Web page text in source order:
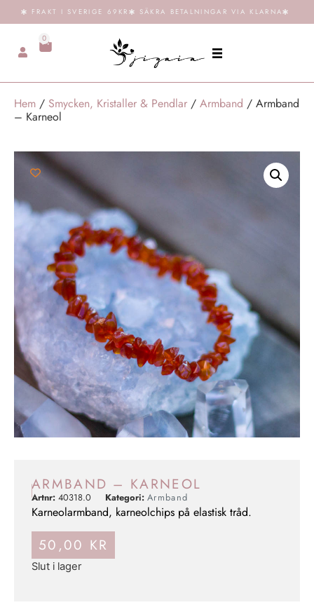
FRAKT I SVERIGE 69KR SÄKRA BETALNINGAR VIA KLARNA
0
Hem / Smycken, Kristaller & Pendlar / Armband / Armband
– Karneol
ARMBAND – KARNEOL
Artnr: 40318.0 Kategori: Armband
Karneolarmband, karneolchips på elastisk tråd.
50,00 KR
Slut i lager